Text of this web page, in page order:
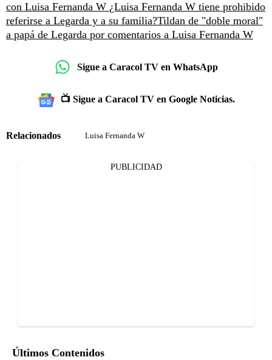
con Luisa Fernanda W ¿Luisa Fernanda W tiene prohibido
referirse a Legarda y a su familia?Tildan de "doble moral"
a papá de Legarda por comentarios a Luisa Fernanda W
Sigue a Caracol TV en WhatsApp
📺 Sigue a Caracol TV en Google Noticias.
Relacionados Luisa Fernanda W
PUBLICIDAD
Últimos Contenidos